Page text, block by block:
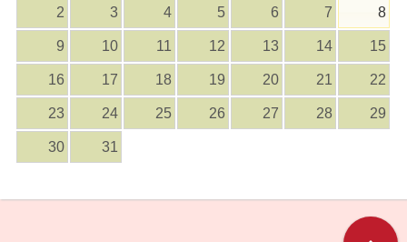
2 3 4 5 6 7 8
9 10 11 12 13 14 15
16 17 18 19 20 21 22
23 24 25 26 27 28 29
30 31